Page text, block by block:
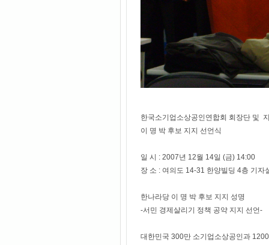
한국소기업소상공인연합회 회장단 및
이 명 박 후보 지지 선언식
일 시 : 2007년 12월 14일 (금) 14:00
장 소 : 여의도 14-31 한양빌딩 4층 기자
한나라당 이 명 박 후보 지지 성명
-서민 경제살리기 정책 공약 지지 선언-
대한민국 300만 소기업소상공인과